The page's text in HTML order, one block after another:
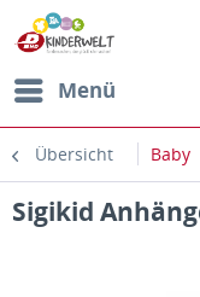
Menü
Übersicht Baby
Sigikid